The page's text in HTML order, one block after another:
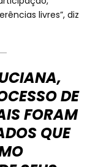
livres”, diz
DE
FORAM
QUE